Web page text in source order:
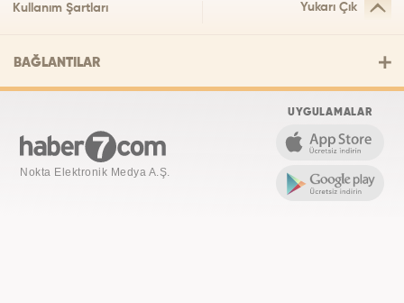
Kullanım Şartları Yukarı Çık
BAĞLANTILAR
Nokta Elektronik Medya A.Ş.
UYGULAMALAR